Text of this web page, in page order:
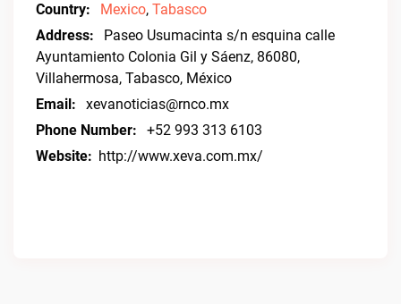
Country:
Mexico, Tabasco
Address:
Paseo Usumacinta s/n esquina calle
Ayuntamiento Colonia Gil y Sáenz, 86080,
Villahermosa, Tabasco, México
Email:
xevanoticias@rnco.mx
Phone Number:
+52 993 313 6103
Website: http://www.xeva.com.mx/